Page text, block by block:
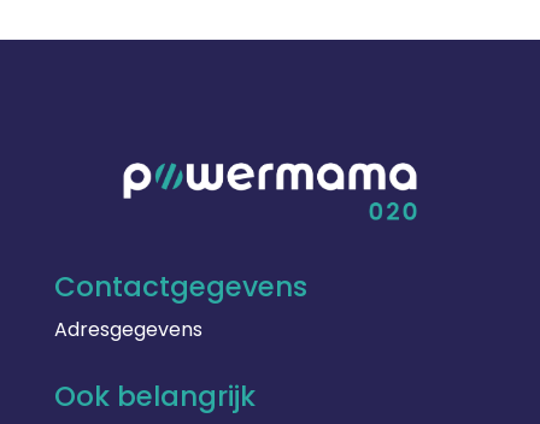
Contactgegevens
Adresgegevens
Ook belangrijk